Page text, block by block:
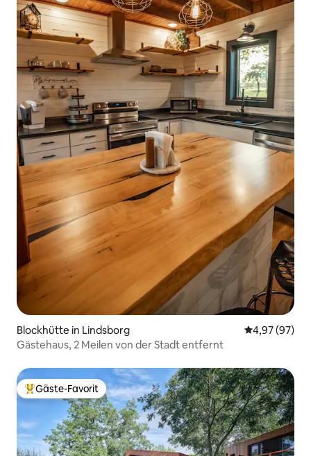
Blockhütte in Lindsborg
4,97 (97)
Gästehaus, 2 Meilen von der Stadt entfernt
Beliebter Gäste-Favorit.
Gäste-Favorit